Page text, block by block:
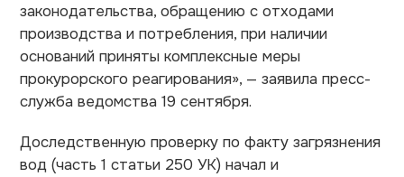
законодательства, обращению с отходами
производства и потребления, при наличии
оснований приняты комплексные меры
прокурорского реагирования», — заявила пресс-
служба ведомства 19 сентября.
Доследственную проверку по факту загрязнения
вод (часть 1 статьи 250 УК) начал и